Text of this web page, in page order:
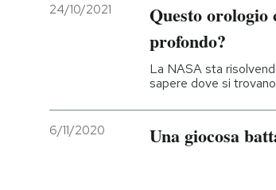
24/10/2021
Questo orologio
profondo?
La NASA sta
sapere dove si trovano
6/11/2020 Una giocosa